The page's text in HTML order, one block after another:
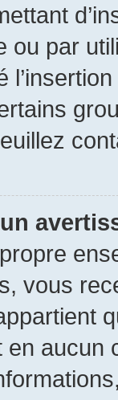
par
vous
en